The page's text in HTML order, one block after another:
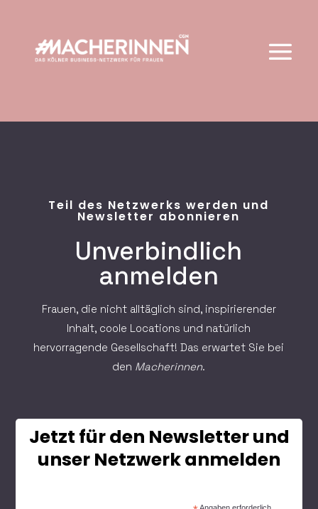
Teil des Netzwerks werden und
Newsletter abonnieren
Unverbindlich
anmelden
Frauen, die nicht alltäglich sind, inspirierender
Inhalt, coole Locations und natürlich
hervorragende Gesellschaft! Das erwartet Sie bei
den Macherinnen.
Jetzt für den Newsletter und
unser Netzwerk anmelden